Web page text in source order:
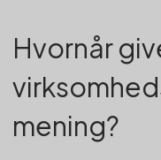
Hvornår
mening?